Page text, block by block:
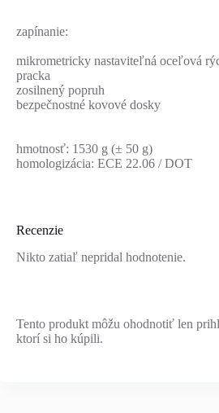
zapínanie:
mikrometricky nastaviteľná oceľová
pracka
zosilnený popruh
bezpečnostné kovové dosky
hmotnosť: 1530 g (± 50 g)
homologizácia: ECE 22.06 / DOT
Recenzie
Nikto zatiaľ nepridal hodnotenie.
Tento produkt môžu ohodnotiť len
ktorí si ho kúpili.